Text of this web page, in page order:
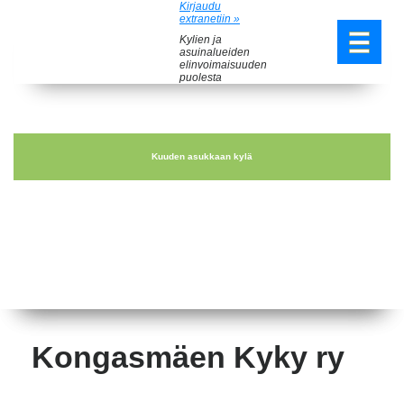
Kirjaudu
extranetiin »
Kylien ja
asuinalueiden
elinvoimaisuuden
puolesta
Kuuden asukkaan kylä
Kongasmäen Kyky ry